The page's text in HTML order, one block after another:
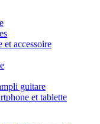
et accessoire
guitare
et tablette